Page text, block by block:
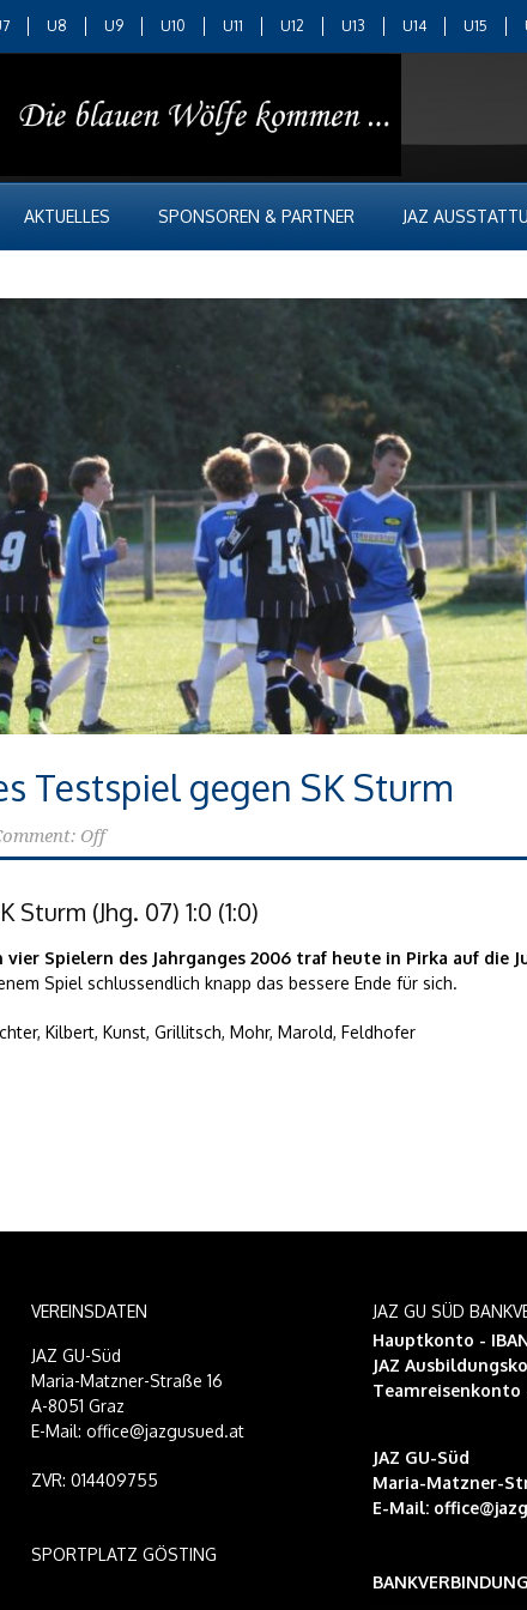
U8 U9 U10 U11 U12 U13 U14 U15
AKTUELLES SPONSOREN & PARTNER JAZ
Testspiel gegen SK Sturm
Off
Sturm (Jhg. 07) 1:0 (1:0)
Spielern des Jahrganges 2006 traf heute in Pirka auf die
Spiel schlussendlich knapp das bessere Ende für sich.
Kilbert, Kunst, Grillitsch, Mohr, Marold, Feldhofer
VEREINSDATEN
JAZ GU-Süd
Maria-Matzner-Straße 16
A-8051 Graz
E-Mail: office@jazgusued.at
ZVR: 014409755
SPORTPLATZ GÖSTING
JAZ GU SÜD
Hauptkonto -
JAZ
Teamreisenkonto
JAZ GU-Süd
Maria-Matzner-
E-Mail: